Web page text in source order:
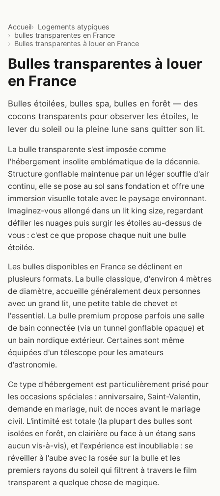
Accueil
Logements atypiques
bulles transparentes en France
Bulles transparentes à louer en France
Bulles transparentes à louer
en France
Bulles étoilées, bulles spa, bulles en forêt — des
cocons transparents pour observer les étoiles, le
lever du soleil ou la pleine lune sans quitter son lit.
La bulle transparente s'est imposée comme
l'hébergement insolite emblématique de la décennie.
Structure gonflable maintenue par un léger souffle d'air
continu, elle se pose au sol sans fondation et offre une
immersion visuelle totale avec le paysage environnant.
Imaginez-vous allongé dans un lit king size, regardant
défiler les nuages puis surgir les étoiles au-dessus de
vous : c'est ce que propose chaque nuit une bulle
étoilée.
Les bulles disponibles en France se déclinent en
plusieurs formats. La bulle classique, d'environ 4 mètres
de diamètre, accueille généralement deux personnes
avec un grand lit, une petite table de chevet et
l'essentiel. La bulle premium propose parfois une salle
de bain connectée (via un tunnel gonflable opaque) et
un bain nordique extérieur. Certaines sont même
équipées d'un télescope pour les amateurs
d'astronomie.
Ce type d'hébergement est particulièrement prisé pour
les occasions spéciales : anniversaire, Saint-Valentin,
demande en mariage, nuit de noces avant le mariage
civil. L'intimité est totale (la plupart des bulles sont
isolées en forêt, en clairière ou face à un étang sans
aucun vis-à-vis), et l'expérience est inoubliable : se
réveiller à l'aube avec la rosée sur la bulle et les
premiers rayons du soleil qui filtrent à travers le film
transparent a quelque chose de magique.